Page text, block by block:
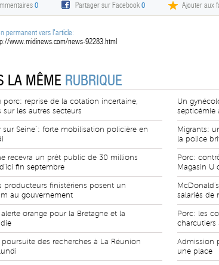
0 Partager sur Facebook0 Ajouter aux
permanent vers l'article:
www.midinews.com/news-92283.html
LA MÊME RUBRIQUE
porc: reprise de la cotation incertaine,
sur les autres secteurs
sur Seine": forte mobilisation policière en
recevra un prêt public de 30 millions
fin septembre
producteurs finistériens posent un
au gouvernement
orange pour la Bretagne et la
poursuite des recherches à La Réunion
Un
septicémie
Migrants:
la police
Porc:
Magasin U
salariés de
Porc: les
charcutiers
Admission
une place